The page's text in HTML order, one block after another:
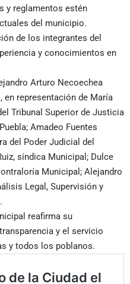
y reglamentos estén
del municipio.
de los integrantes del
y conocimientos en
Arturo Necoechea
en representación de María
Tribunal Superior de Justicia
Amadeo Fuentes
del Poder Judicial del
síndica Municipal; Dulce
Municipal; Alejandro
Legal, Supervisión y
reafirma su
y el servicio
y todos los poblanos.